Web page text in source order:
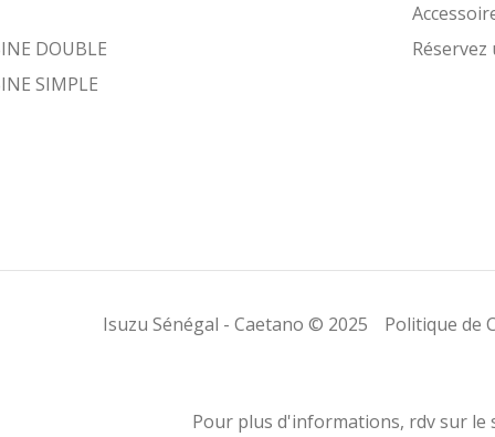
DOUBLE
SIMPLE
Isuzu Sénégal - Caetano © 2025 Politique de
Pour plus d'informations, rdv sur le